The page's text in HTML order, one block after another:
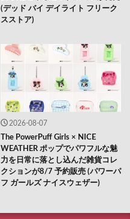
(デッド バイ デイライト フリーク
スストア)
2026-08-07
The PowerPuff Girls × NICE
WEATHER ポップでパワフルな魅
力を日常に落とし込んだ雑貨コレ
クションが8/7 予約販売 (パワーパ
フ ガールズ ナイスウェザー)